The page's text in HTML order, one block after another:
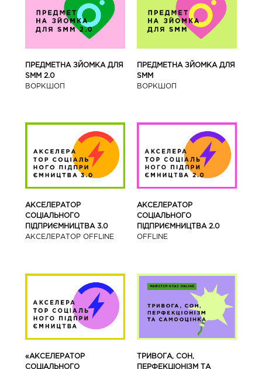
ПРЕДМЕТНА ЗЙОМКА ДЛЯ
SMM 2.0
ВОРКШОП
ПРЕДМЕТНА ЗЙОМКА ДЛЯ
SMM
ВОРКШОП
АКСЕЛЕРАТОР
СОЦІАЛЬНОГО
ПІДПРИЄМНИЦТВА 3.0
АКСЕЛЕРАТОР OFFLINE
АКСЕЛЕРАТОР
СОЦІАЛЬНОГО
ПІДПРИЄМНИЦТВА 2.0
OFFLINE
«АКСЕЛЕРАТОР
СОЦІАЛЬНОГО
ТРИВОГА, СОН,
ПЕРФЕКЦІОНІЗМ ТА